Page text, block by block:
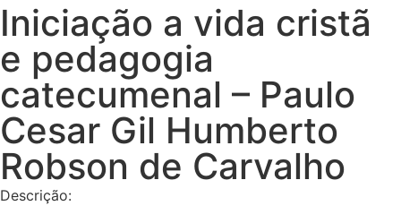
Iniciação a vida cristã
e pedagogia
catecumenal – Paulo
Cesar Gil Humberto
Robson de Carvalho
Descrição: